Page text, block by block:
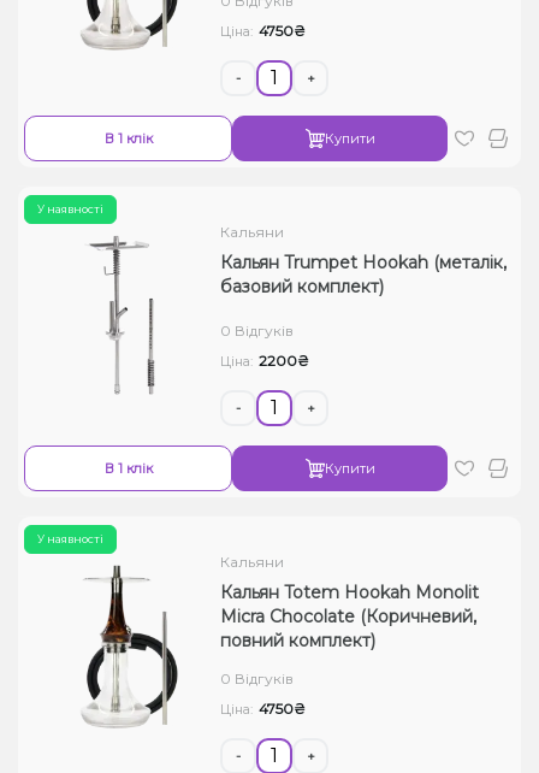
Ціна: 4750₴
- +
В 1 клік Купити
У наявності
Кальяни
Кальян Trumpet Hookah (металік,
базовий комплект)
0 Відгуків
Ціна: 2200₴
- +
В 1 клік Купити
У наявності
Кальяни
Кальян Totem Hookah Monolit
Micra Chocolate (Коричневий,
повний комплект)
0 Відгуків
Ціна: 4750₴
- +